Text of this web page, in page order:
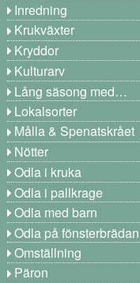
Inredning
Krukväxter
Kryddor
Kulturarv
Lång säsong med…
Lokalsorter
Målla & Spenatskrået
Nötter
Odla i kruka
Odla i pallkrage
Odla med barn
Odla på fönsterbrädan
Omställning
Päron